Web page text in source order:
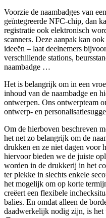
Voorzie de naambadges van
geïntegreerde NFC-chip, dan
registratie ook elektronisch
scanners. Deze aanpak kan
ideeën – laat deelnemers
verschillende stations,
naambadge …
Het is belangrijk om in een
inhoud van de naambadge en
ontwerpen. Ons ontwerpteam
ontwerp- en
Om de hierboven beschreven
het net zo belangrijk om de
drukken en ze niet dagen voor
hiervoor bieden we de juiste
worden in de drukkerij in het
ter plekke in slechts enkele
het mogelijk om op korte
creëert een flexibele
balies. En omdat alleen de
daadwerkelijk nodig zijn, is het